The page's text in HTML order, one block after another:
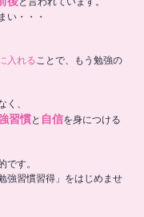
い・・・
入れることで、もう勉強の
く、
習慣と 自信を身につける
です。
強習慣習得」をはじめませ